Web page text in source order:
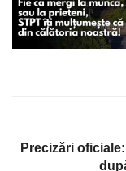
Precizări